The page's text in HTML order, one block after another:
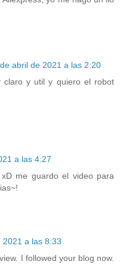
abril de 2021 a las 2:20
claro y util y quiero el robot
a las 4:27
me guardo el video para
2021 a las 8:33
I followed your blog now.